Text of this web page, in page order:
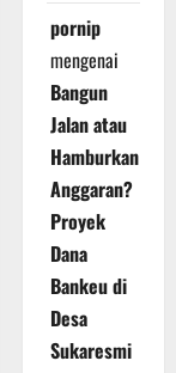
pornip
mengenai
Bangun
Jalan atau
Hamburkan
Anggaran?
Proyek
Dana
Bankeu di
Desa
Sukaresmi